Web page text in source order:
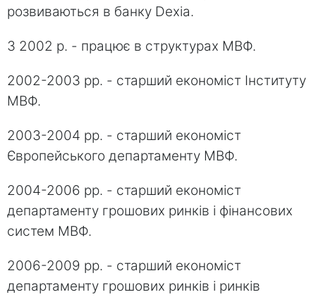
розвиваються в банку Dexia.
З 2002 р. - працює в структурах МВФ.
2002-2003 рр. - старший економіст Інституту
МВФ.
2003-2004 рр. - старший економіст
Європейського департаменту МВФ.
2004-2006 рр. - старший економіст
департаменту грошових ринків і фінансових
систем МВФ.
2006-2009 рр. - старший економіст
департаменту грошових ринків і ринків